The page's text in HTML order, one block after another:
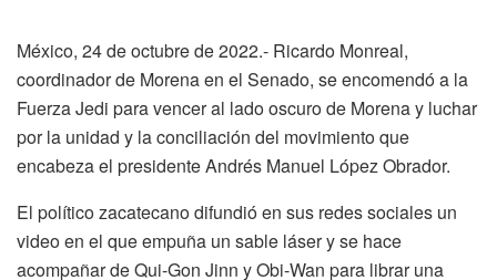
México, 24 de octubre de 2022.- Ricardo Monreal,
coordinador de Morena en el Senado, se encomendó a la
Fuerza Jedi para vencer al lado oscuro de Morena y luchar
por la unidad y la conciliación del movimiento que
encabeza el presidente Andrés Manuel López Obrador.
El político zacatecano difundió en sus redes sociales un
video en el que empuña un sable láser y se hace
acompañar de Qui-Gon Jinn y Obi-Wan para librar una